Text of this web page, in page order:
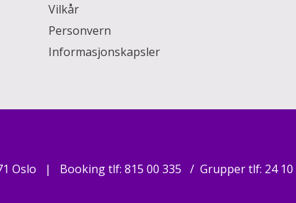
Vilkår
Personvern
Informasjonskapsler
Oslo Booking tlf: 815 00 335 Grupper tlf: 24